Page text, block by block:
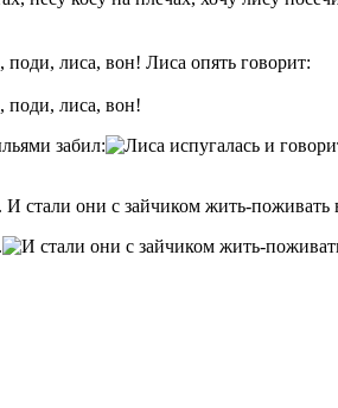
лиса, вон! Лиса опять говорит:
поди, лиса, вон!
стали они с зайчиком жить-поживать